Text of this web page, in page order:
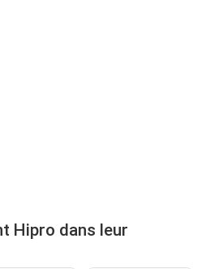
Hipro dans leur